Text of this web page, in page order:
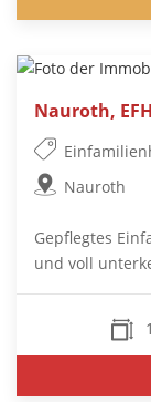
Nauroth,
Nauroth
Gepflegtes
und voll